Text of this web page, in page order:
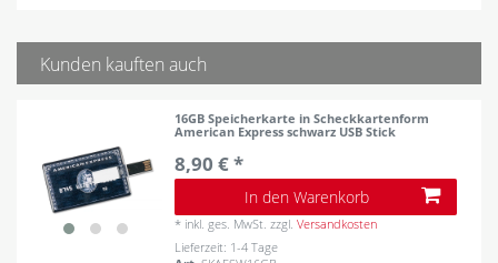
Kunden kauften auch
16GB Speicherkarte in Scheckkartenform
American Express schwarz USB Stick
8,90 € *
In den Warenkorb
* inkl. ges. MwSt. zzgl.Versandkosten
Lieferzeit: 1-4 Tage